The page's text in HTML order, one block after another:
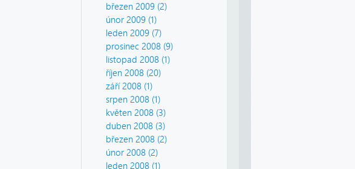
březen 2009 (2)
únor 2009 (1)
leden 2009 (7)
prosinec 2008 (9)
listopad 2008 (1)
říjen 2008 (20)
září 2008 (1)
srpen 2008 (1)
květen 2008 (3)
duben 2008 (3)
březen 2008 (2)
únor 2008 (2)
leden 2008 (1)